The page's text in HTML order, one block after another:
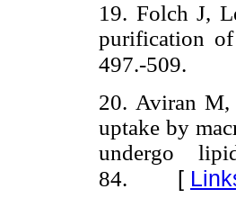
19. Folch J,
purification
497.-509.
20. Aviran
uptake by
undergo
84. [